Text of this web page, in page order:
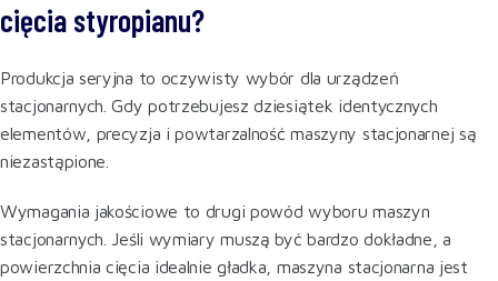
cięcia styropianu?
Produkcja seryjna to oczywisty wybór dla urządzeń
stacjonarnych. Gdy potrzebujesz dziesiątek identycznych
elementów, precyzja i powtarzalność maszyny stacjonarnej są
niezastąpione.
Wymagania jakościowe to drugi powód wyboru maszyn
stacjonarnych. Jeśli wymiary muszą być bardzo dokładne, a
powierzchnia cięcia idealnie gładka, maszyna stacjonarna jest